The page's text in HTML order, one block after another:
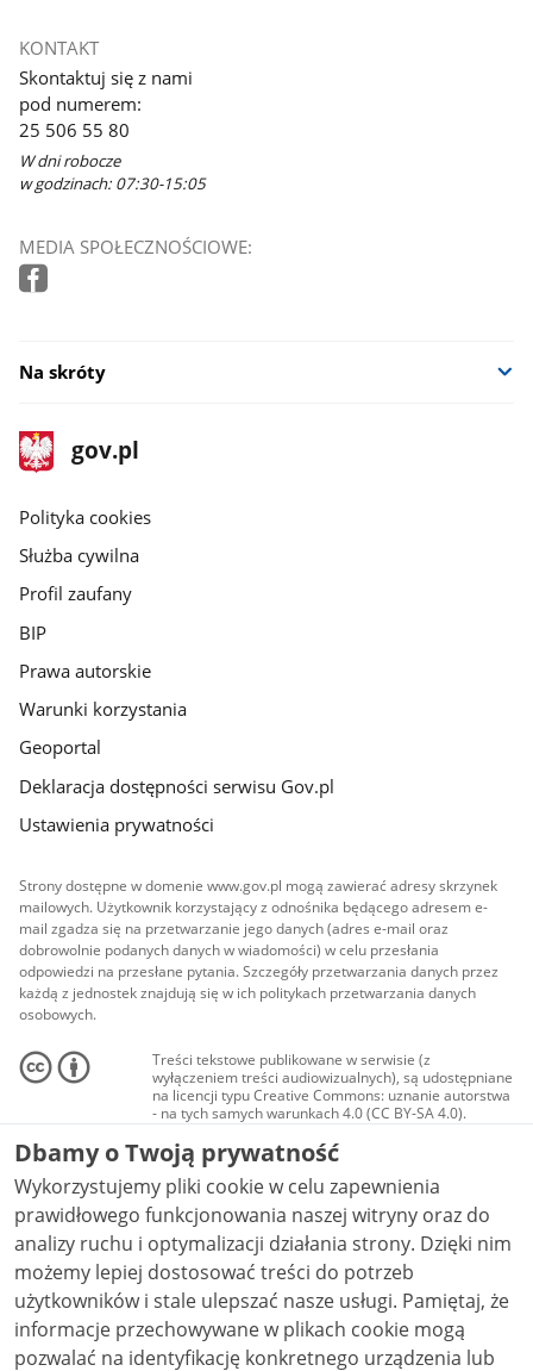
KONTAKT
Skontaktuj się z nami
pod numerem:
25 506 55 80
W dni robocze
w godzinach: 07:30-15:05
MEDIA SPOŁECZNOŚCIOWE:
Na skróty
stopka
gov.pl
Strona
gov.pl
gov.pl
Polityka cookies
Służba cywilna
Profil zaufany
BIP
Prawa autorskie
Warunki korzystania
Geoportal
Deklaracja dostępności serwisu Gov.pl
Ustawienia prywatności
Strony dostępne w domenie www.gov.pl mogą zawierać adresy skrzynek
mailowych. Użytkownik korzystający z odnośnika będącego adresem e-
mail zgadza się na przetwarzanie jego danych (adres e-mail oraz
dobrowolnie podanych danych w wiadomości) w celu przesłania
odpowiedzi na przesłane pytania. Szczegóły przetwarzania danych przez
każdą z jednostek znajdują się w ich politykach przetwarzania danych
osobowych.
Treści tekstowe publikowane w serwisie (z
wyłączeniem treści audiowizualnych), są udostępniane
na licencji typu Creative Commons: uznanie autorstwa
- na tych samych warunkach 4.0 (CC BY-SA 4.0).
Materiały audiowizualne, w tym zdjęcia, materiały
audio i wideo, są udostępniane na licencji typu
Creative Commons: uznanie autorstwa użycie
niekomercyjne - bez utworów zależnych 4.0 (CC BY-
NC-ND 4.0), o ile nie jest to stwierdzone inaczej.
Dbamy o Twoją prywatność
Wykorzystujemy pliki cookie w celu zapewnienia
prawidłowego funkcjonowania naszej witryny oraz do
analizy ruchu i optymalizacji działania strony. Dzięki nim
możemy lepiej dostosować treści do potrzeb
użytkowników i stale ulepszać nasze usługi. Pamiętaj, że
informacje przechowywane w plikach cookie mogą
pozwalać na identyfikację konkretnego urządzenia lub